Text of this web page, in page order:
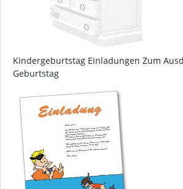
Kindergeburtstag Einladungen Zum
Geburtstag